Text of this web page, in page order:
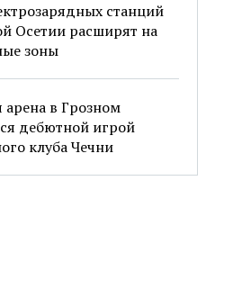
станций
Осетии расширят на
зоны
арена в Грозном
дебютной игрой
клуба Чечни